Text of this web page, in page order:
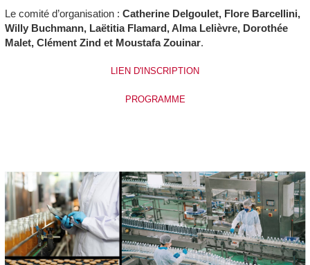
Le comité d’organisation : Catherine Delgoulet, Flore Barcellini,
Willy Buchmann, Laëtitia Flamard, Alma Lelièvre, Dorothée
Malet, Clément Zind et Moustafa Zouinar.
LIEN D'INSCRIPTION
PROGRAMME